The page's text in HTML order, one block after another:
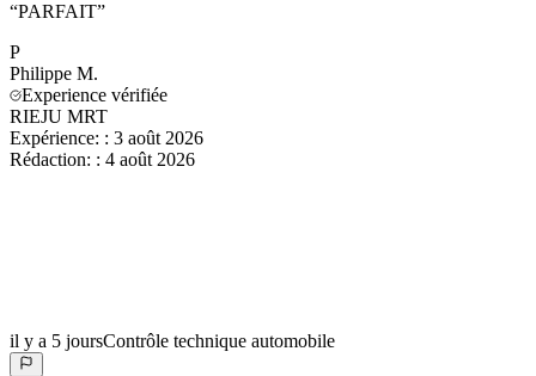
“PARFAIT”
P
Philippe M.
Experience vérifiée
RIEJU MRT
Expérience: : 3 août 2026
Rédaction: : 4 août 2026
il y a 5 joursContrôle technique automobile